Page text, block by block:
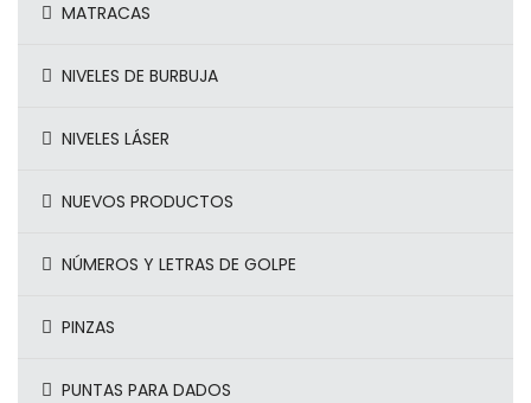
MATRACAS
NIVELES DE BURBUJA
NIVELES LÁSER
NUEVOS PRODUCTOS
NÚMEROS Y LETRAS DE GOLPE
PINZAS
PUNTAS PARA DADOS